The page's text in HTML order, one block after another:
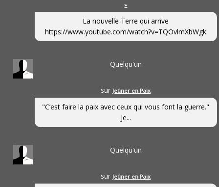
»
La nouvelle Terre qui arrive
https://www.youtube.com/watch?v=TQOvlmXbWgk
Quelqu'un
sur Jeûner en Paix
"C’est faire la paix avec ceux qui vous font la guerre."
Je...
Quelqu'un
sur Jeûner en Paix